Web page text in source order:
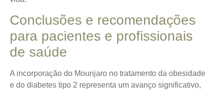
Conclusões e recomendações
para pacientes e profissionais
de saúde
A incorporação do Mounjaro no tratamento da obesidade
e do diabetes tipo 2 representa um avanço significativo,